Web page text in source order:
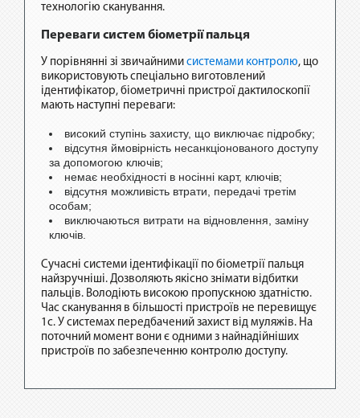
технологію сканування.
Переваги систем біометрії пальця
У порівнянні зі звичайними системами контролю, що
використовують спеціально виготовлений
ідентифікатор, біометричні пристрої дактилоскопії
мають наступні переваги:
високий ступінь захисту, що виключає підробку;
відсутня ймовірність несанкціонованого доступу
за допомогою ключів;
немає необхідності в носінні карт, ключів;
відсутня можливість втрати, передачі третім
особам;
виключаються витрати на відновлення, заміну
ключів.
Сучасні системи ідентифікації по біометрії пальця
найзручніші. Дозволяють якісно знімати відбитки
пальців. Володіють високою пропускною здатністю.
Час сканування в більшості пристроїв не перевищує
1с. У системах передбачений захист від муляжів. На
поточний момент вони є одними з найнадійніших
пристроїв по забезпеченню контролю доступу.